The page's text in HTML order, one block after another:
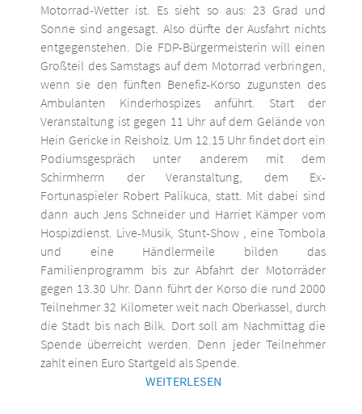
Motorrad-Wetter ist. Es sieht so aus: 23 Grad und
Sonne sind angesagt. Also dürfte der Ausfahrt nichts
entgegenstehen. Die FDP-Bürgermeisterin will einen
Großteil des Samstags auf dem Motorrad verbringen,
wenn sie den fünften Benefiz-Korso zugunsten des
Ambulanten Kinderhospizes anführt. Start der
Veranstaltung ist gegen 11 Uhr auf dem Gelände von
Hein Gericke in Reisholz. Um 12.15 Uhr findet dort ein
Podiumsgespräch unter anderem mit dem
Schirmherrn der Veranstaltung, dem Ex-
Fortunaspieler Robert Palikuca, statt. Mit dabei sind
dann auch Jens Schneider und Harriet Kämper vom
Hospizdienst. Live-Musik, Stunt-Show , eine Tombola
und eine Händlermeile bilden das
Familienprogramm bis zur Abfahrt der Motorräder
gegen 13.30 Uhr. Dann führt der Korso die rund 2000
Teilnehmer 32 Kilometer weit nach Oberkassel, durch
die Stadt bis nach Bilk. Dort soll am Nachmittag die
Spende überreicht werden. Denn jeder Teilnehmer
zahlt einen Euro Startgeld als Spende.
WEITERLESEN